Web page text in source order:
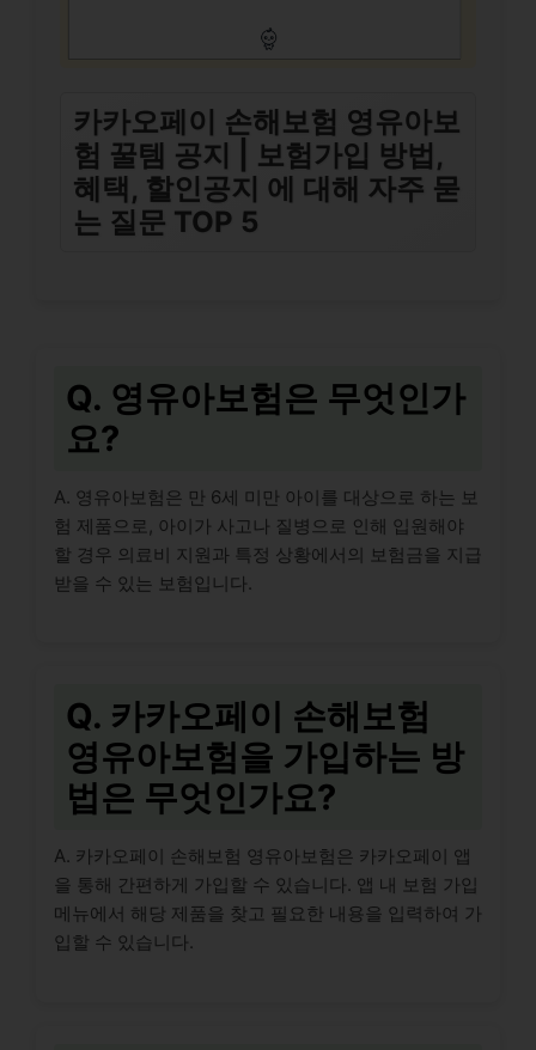
카카오페이 손해보험 영유아보
험 꿀템 공지 | 보험가입 방법,
혜택, 할인공지 에 대해 자주 묻
는 질문 TOP 5
Q. 영유아보험은 무엇인가
요?
A. 영유아보험은 만 6세 미만 아이를 대상으로 하는 보
험 제품으로, 아이가 사고나 질병으로 인해 입원해야
할 경우 의료비 지원과 특정 상황에서의 보험금을 지급
받을 수 있는 보험입니다.
Q. 카카오페이 손해보험
영유아보험을 가입하는 방
법은 무엇인가요?
A. 카카오페이 손해보험 영유아보험은 카카오페이 앱
을 통해 간편하게 가입할 수 있습니다. 앱 내 보험 가입
메뉴에서 해당 제품을 찾고 필요한 내용을 입력하여 가
입할 수 있습니다.